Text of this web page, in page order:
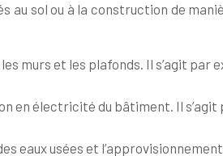
sol ou à la construction de
murs et les plafonds. Il s’agit
en électricité du bâtiment. Il
eaux usées et